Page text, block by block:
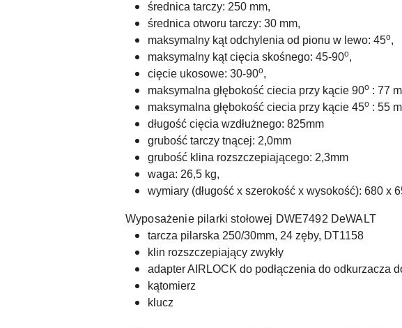
średnica tarczy: 250 mm,
średnica otworu tarczy: 30 mm,
maksymalny kąt odchylenia od pionu w lewo: 45o,
maksymalny kąt cięcia skośnego: 45-90o,
cięcie ukosowe: 30-90o,
maksymalna głębokość ciecia przy kącie 90o : 77
maksymalna głębokość ciecia przy kącie 45o : 55
długość cięcia wzdłużnego: 825mm
grubość tarczy tnącej: 2,0mm
grubość klina rozszczepiającego: 2,3mm
waga: 26,5 kg,
wymiary (długość x szerokość x wysokość): 680 x
Wyposażenie pilarkistołowej DWE7492 DeWALT
tarcza pilarska 250/30mm, 24 zęby, DT1158
klin rozszczepiający zwykły
adapter AIRLOCK do podłączenia do odkurzacza
kątomierz
klucz